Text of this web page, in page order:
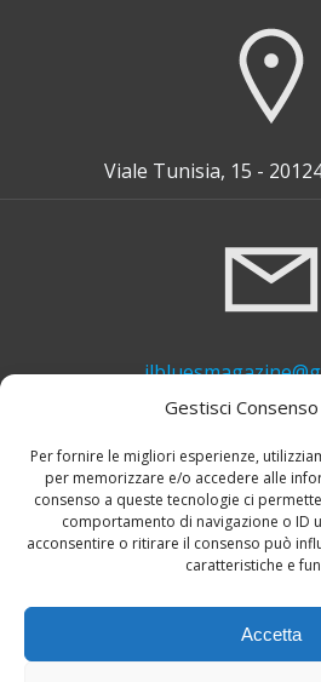
Gestisci
Per fornire le migliori esperienze,
per memorizzare e/o accedere alle
consenso a queste tecnologie ci
comportamento di navigazione o ID
acconsentire o ritirare il consenso può
caratteristiche e
Accetta
Viale Tunisia, 15 -
+39 339 748